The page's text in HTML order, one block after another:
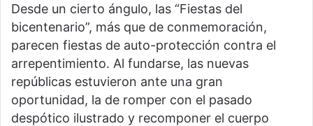
Desde un cierto ángulo, las “Fiestas del
bicentenario”, más que de conmemoración,
parecen fiestas de auto-protección contra el
arrepentimiento. Al fundarse, las nuevas
repúblicas estuvieron ante una gran
oportunidad, la de romper con el pasado
despótico ilustrado y recomponer el cuerpo